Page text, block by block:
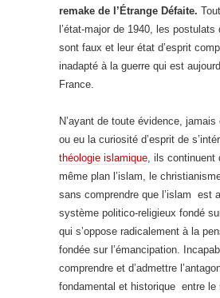
remake de l’Étrange Défaite.
l’état-major de 1940, les
sont faux et leur état d’esprit
inadapté à la guerre qui est
France.
N’ayant de toute évidence,
ou eu la curiosité d’esprit de
théologie islamique, ils continuent
même plan l’islam, le
sans comprendre que l’islam est
système politico-religieux fondé
qui s’oppose radicalement à la
fondée sur l’émancipation.
comprendre et d’admettre
fondamental et historique entre le